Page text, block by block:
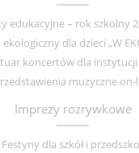
edukacyjne – rok szkolny
dla dzieci „W
koncertów dla
muzyczne on-
Imprezy rozrywkowe
Festyny dla szkół i